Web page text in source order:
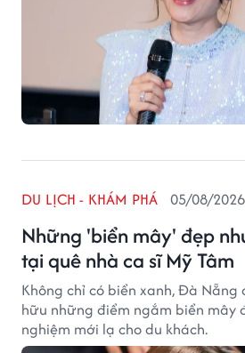
Những 'biển mây' đẹp
tại quê nhà ca sĩ Mỹ Tâm
DU LỊCH - KHÁM PHÁ 05/08/
Không chỉ có biển xanh, Đà Nẵng
hữu những điểm ngắm biển mây
nghiệm mới lạ cho du khách.